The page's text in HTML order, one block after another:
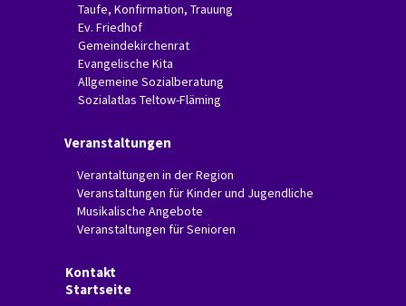
Taufe, Konfirmation, Trauung
Ev. Friedhof
Gemeindekirchenrat
Evangelische Kita
Allgemeine Sozialberatung
Sozialatlas Teltow-Fläming
Veranstaltungen
Verantaltungen in der Region
Veranstaltungen für Kinder und Jugendliche
Musikalische Angebote
Veranstaltungen für Senioren
Kontakt
Startseite